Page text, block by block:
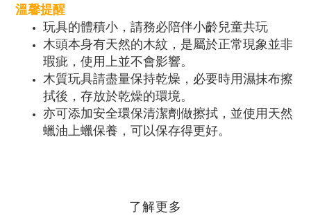
溫馨提醒
玩具的體積小，請務必陪伴小齡兒童共玩
木頭本身有天然的木紋，是屬於正常現象並非
瑕疵，使用上並不會影響。
木質玩具請盡量保持乾燥，必要時用濕抹布擦
拭後，存放於乾燥的環境。
亦可添加安全環保清潔劑做擦拭，並使用天然
蠟油上蠟保養，可以保存得更好。
了解更多